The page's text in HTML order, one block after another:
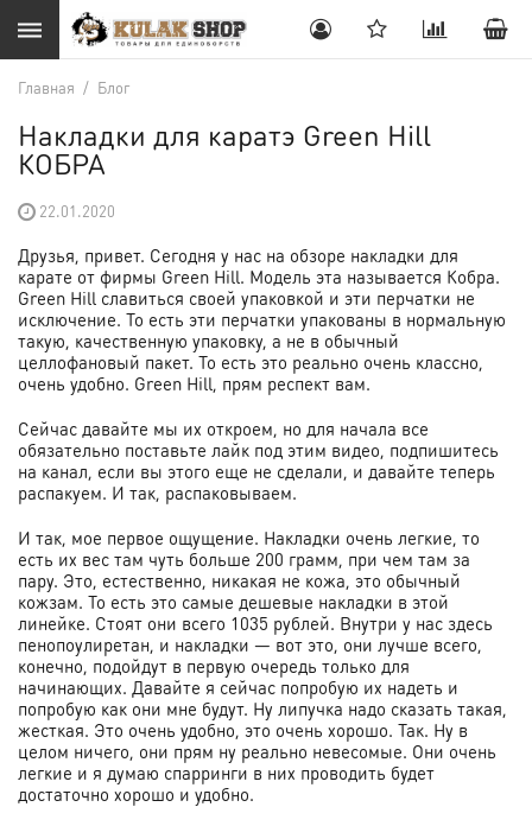
Главная / Блог
Накладки для каратэ Green Hill
КОБРА
22.01.2020
Друзья, привет. Сегодня у нас на обзоре накладки для
карате от фирмы Green Hill. Модель эта называется Кобра.
Green Hill славиться своей упаковкой и эти перчатки не
исключение. То есть эти перчатки упакованы в нормальную
такую, качественную упаковку, а не в обычный
целлофановый пакет. То есть это реально очень классно,
очень удобно. Green Hill, прям респект вам.
Сейчас давайте мы их откроем, но для начала все
обязательно поставьте лайк под этим видео, подпишитесь
на канал, если вы этого еще не сделали, и давайте теперь
распакуем. И так, распаковываем.
И так, мое первое ощущение. Накладки очень легкие, то
есть их вес там чуть больше 200 грамм, при чем там за
пару. Это, естественно, никакая не кожа, это обычный
кожзам. То есть это самые дешевые накладки в этой
линейке. Стоят они всего 1035 рублей. Внутри у нас здесь
пенопоулиретан, и накладки — вот это, они лучше всего,
конечно, подойдут в первую очередь только для
начинающих. Давайте я сейчас попробую их надеть и
попробую как они мне будут. Ну липучка надо сказать такая,
жесткая. Это очень удобно, это очень хорошо. Так. Ну в
целом ничего, они прям ну реально невесомые. Они очень
легкие и я думаю спарринги в них проводить будет
достаточно хорошо и удобно.